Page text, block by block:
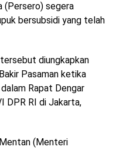
(Persero) segera
bersubsidi yang telah
diungkapkan
Pasaman ketika
Rapat Dengar
DPR RI di Jakarta,
(Menteri